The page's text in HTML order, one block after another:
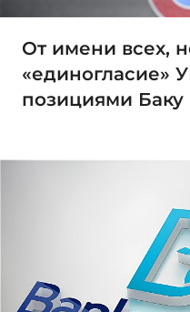
От имени всех,
«единогласие»
позициями Баку